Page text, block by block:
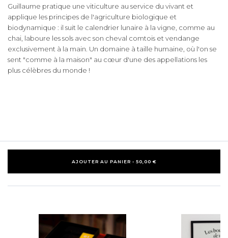
Guillaume pratique une viticulture au service du vivant et
applique les principes de l'agriculture biologique et
biodynamique : il suit le calendrier lunaire à la vigne, comme au
chai, laboure les sols avec son cheval comtois et vendange
exclusivement à la main. Un domaine à taille humaine, où l'on se
sent "comme à la maison" au cœur d'une des appellations les
plus célèbres du monde !
AJOUTER AU PANIER - 50,00 €